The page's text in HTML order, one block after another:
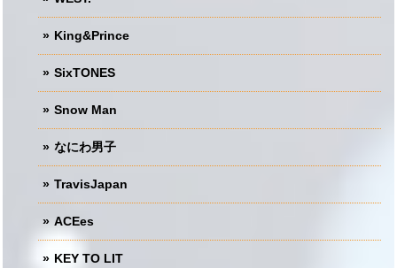
King&Prince
SixTONES
Snow Man
なにわ男子
TravisJapan
ACEes
KEY TO LIT